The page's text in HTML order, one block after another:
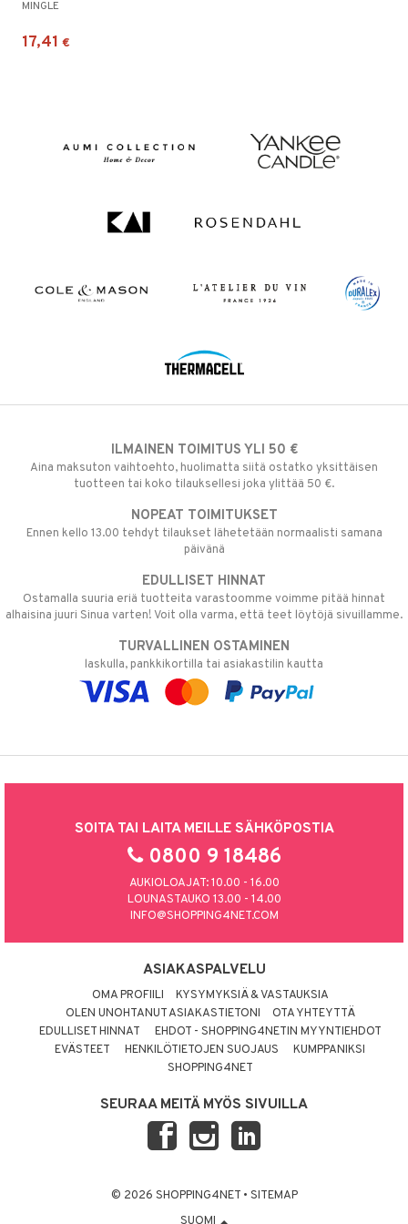
MINGLE
17,41 €
ILMAINEN TOIMITUS YLI 50 €
Aina maksuton vaihtoehto, huolimatta siitä ostatko yksittäisen
tuotteen tai koko tilauksellesi joka ylittää 50 €.
NOPEAT TOIMITUKSET
Ennen kello 13.00 tehdyt tilaukset lähetetään normaalisti samana
päivänä
EDULLISET HINNAT
Ostamalla suuria eriä tuotteita varastoomme voimme pitää hinnat
alhaisina juuri Sinua varten! Voit olla varma, että teet löytöjä sivuillamme.
TURVALLINEN OSTAMINEN
laskulla, pankkikortilla tai asiakastilin kautta
SOITA TAI LAITA MEILLE SÄHKÖPOSTIA
0800 9 18486
AUKIOLOAJAT: 10.00 - 16.00
LOUNASTAUKO 13.00 - 14.00
INFO@SHOPPING4NET.COM
ASIAKASPALVELU
OMA PROFIILI
KYSYMYKSIÄ & VASTAUKSIA
OLEN UNOHTANUT ASIAKASTIETONI
OTA YHTEYTTÄ
EDULLISET HINNAT
EHDOT - SHOPPING4NETIN MYYNTIEHDOT
EVÄSTEET
HENKILÖTIETOJEN SUOJAUS
KUMPPANIKSI
SHOPPING4NET
SEURAA MEITÄ MYÖS SIVUILLA
© 2026 SHOPPING4NET • SITEMAP